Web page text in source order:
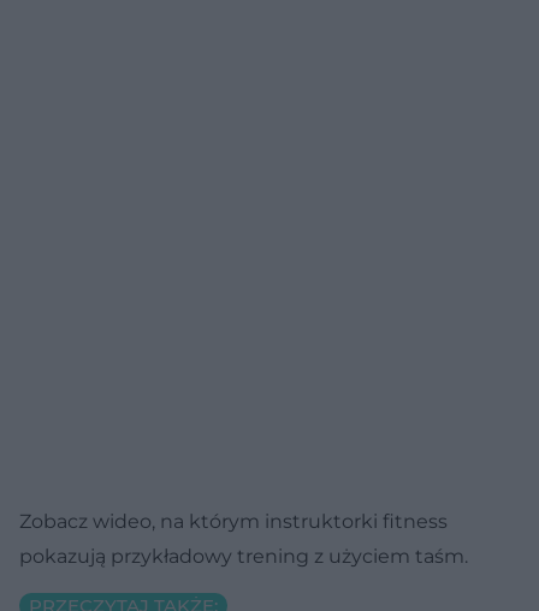
Zobacz wideo, na którym instruktorki fitness
pokazują przykładowy trening z użyciem taśm.
PRZECZYTAJ TAKŻE: